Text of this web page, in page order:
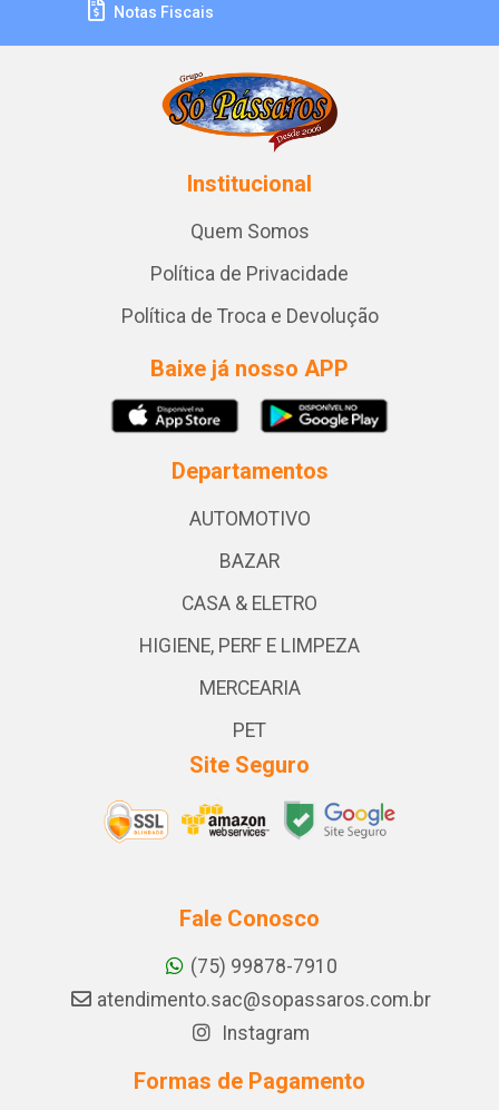
Notas Fiscais
Institucional
Quem Somos
Política de Privacidade
Política de Troca e Devolução
Baixe já nosso APP
Departamentos
AUTOMOTIVO
BAZAR
CASA & ELETRO
HIGIENE, PERF E LIMPEZA
MERCEARIA
PET
Site Seguro
Fale Conosco
(75) 99878-7910
atendimento.sac@sopassaros.com.br
Instagram
Formas de Pagamento